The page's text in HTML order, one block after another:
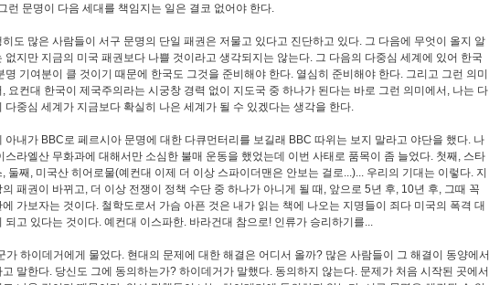
런 문명이 다음 세대를 책임지는 일은 결코 없어야 한다.
히도 많은 사람들이 서구 문명의 단일 패권은 저물고 있다고 진단하고 있다. 그 다음에 무엇이 올지 알
없지만 지금의 미국 패권보다 나쁠 것이라고 생각되지는 않는다. 그 다음의 다중심 세계에 있어 한국
명 기여분이 클 것이기 때문에 한국도 그것을 준비해야 한다. 열심히 준비해야 한다. 그리고 그런 의미
, 요컨대 한국이 제국주의라는 시궁창 경력 없이 지도국 중 하나가 된다는 바로 그런 의미에서, 나는 다
다중심 세계가 지금보다 확실히 나은 세계가 될 수 있겠다는 생각을 한다.
아내가 BBC로 페르시아 문명에 대한 다큐먼터리를 보길래 BBC 따위는 보지 말라고 야단을 했다. 나
스라엘산 무화과에 대해서만 소심한 불매 운동을 했었는데 이번 사태로 품목이 좀 늘었다. 첫째, 스타
, 둘째, 미국산 히어로물(예컨대 이제 더 이상 스파이더맨은 안보는 걸로...)... 우리의 기대는 이렇다. 지
의 패권이 바뀌고, 더 이상 전쟁이 정책 수단 중 하나가 아니게 될 때, 앞으로 5년 후, 10년 후, 그때 꼭
에 가보자는 것이다. 철학도로서 가슴 아픈 것은 내가 읽는 책에 나오는 지명들이 죄다 미국의 폭격 대
되고 있다는 것이다. 예컨대 이스파한. 바라건대 참으로! 인류가 승리하기를...
가 하이데거에게 물었다. 현대의 문제에 대한 해결은 어디서 올까? 많은 사람들이 그 해결이 동양에서
고 말한다. 당신도 그에 동의하는가? 하이데거가 말했다. 동의하지 않는다. 문제가 처음 시작된 곳에서